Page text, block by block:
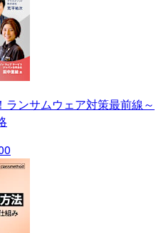
ランサムウェア対策最前線～